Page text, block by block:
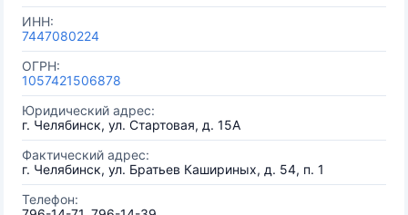
ИНН:
7447080224
ОГРН:
1057421506878
Юридический адрес:
г. Челябинск, ул. Стартовая, д. 15А
Фактический адрес:
г. Челябинск, ул. Братьев Кашириных, д. 54, п. 1
Телефон: